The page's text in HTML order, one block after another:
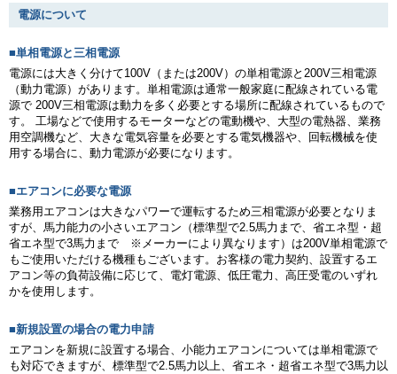
電源について
■単相電源と三相電源
電源には大きく分けて100V（または200V）の単相電源と200V三相電源
（動力電源）があります。単相電源は通常一般家庭に配線されている電
源で 200V三相電源は動力を多く必要とする場所に配線されているもので
す。 工場などで使用するモーターなどの電動機や、大型の電熱器、業務
用空調機など、大きな電気容量を必要とする電気機器や、回転機械を使
用する場合に、動力電源が必要になります。
■エアコンに必要な電源
業務用エアコンは大きなパワーで運転するため三相電源が必要となりま
すが、馬力能力の小さいエアコン（標準型で2.5馬力まで、省エネ型・超
省エネ型で3馬力まで ※メーカーにより異なります）は200V単相電源で
もご使用いただける機種もございます。お客様の電力契約、設置するエ
アコン等の負荷設備に応じて、電灯電源、低圧電力、高圧受電のいずれ
かを使用します。
■新規設置の場合の電力申請
エアコンを新規に設置する場合、小能力エアコンについては単相電源で
も対応できますが、標準型で2.5馬力以上、省エネ・超省エネ型で3馬力以